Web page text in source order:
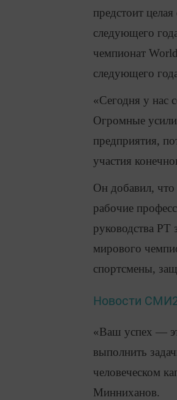
предстоит
следующего
чемпионат
следующего
«Сегодня у нас
Огромные
предприятия,
участия
Он добавил,
рабочие
руководства РТ
мирового
спортсмены,
Новости
«Ваш успех —
выполнить
человеческом
Минниханов.